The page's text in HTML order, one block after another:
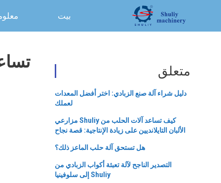
بيت
متعلق
دليل شراء آلة صنع الزبادي: اختر أفضل المعدات
لعملك
كيف تساعد آلات الحلب من Shuliy مزارعي
الألبان التايلانديين على زيادة الإنتاجية: قصة نجاح
هل تستحق آلة حلب الماعز ذلك؟
التصدير الناجح لآلة تعبئة أكواب الزبادي من
Shuliy إلى سلوفينيا